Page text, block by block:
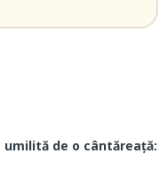
umilită de o cântăreață: